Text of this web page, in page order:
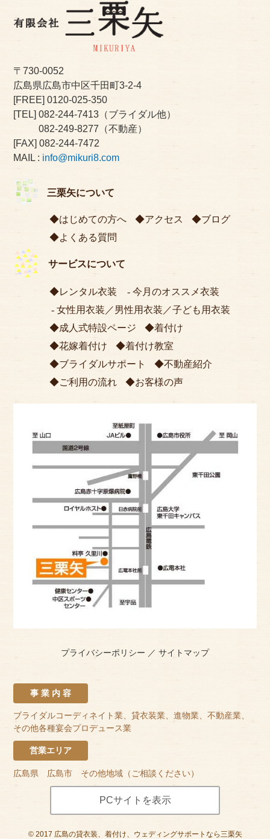
〒730-0052
広島県広島市中区千田町3-2-4
[FREE]0120-025-350
[TEL] 082-244-7413 （ブライダル他）
082-249-8277 （不動産）
[FAX] 082-244-7472
MAIL : info@mikuri8.com
三栗矢について
はじめての方へ アクセス
ブログ
よくある質問
サービスについて
レンタル衣装
今月のオススメ衣装
女性用衣装 ／男性用衣装 ／子ども用衣装
成人式特設ページ
着付け
花嫁着付け
着付け教室
ブライダルサポート
不動産紹介
ご利用の流れ
お客様の声
プライバシーポリシー ／ サイトマップ
事 業 内 容
ブライダルコーディネイト業、貸衣装業、進物業、不動産業、
その他各種宴会プロデュース業
営業エリア
広島県 広島市 その他地域（ご相談ください）
PCサイトを表示
© 2017 広島の貸衣装、着付け、ウェディングサポートなら三栗矢